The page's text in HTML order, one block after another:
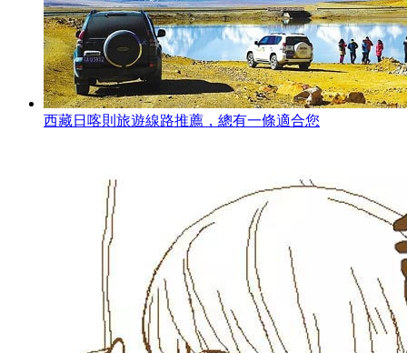
西藏日喀則旅遊線路推薦，總有一條適合您